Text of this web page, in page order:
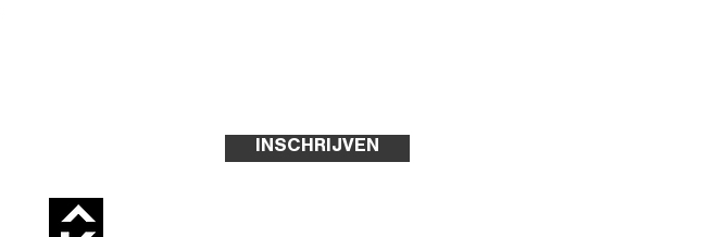
INSCHRIJVEN